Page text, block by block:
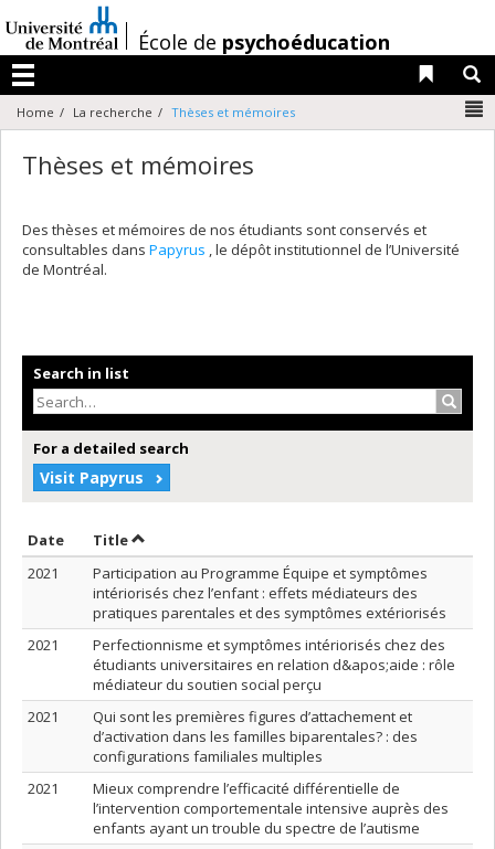
au
contenu
/École de psychoéducation
Menu
Liens
Home La recherche Thèses et mémoires
Thèses et mémoires
Des thèses et mémoires de nos étudiants sont conservés et
consultables dans Papyrus , le dépôt institutionnel de l’Université
de Montréal.
Search in list
For a detailed search
Visit Papyrus
Date Sort by date in descending order
TitleSort by title in descending order
2021
Participation au Programme Équipe et symptômes
intériorisés chez l’enfant : effets médiateurs des
pratiques parentales et des symptômes extériorisés
2021
Perfectionnisme et symptômes intériorisés chez des
étudiants universitaires en relation d&apos;aide : rôle
médiateur du soutien social perçu
2021
Qui sont les premières figures d’attachement et
d’activation dans les familles biparentales? : des
configurations familiales multiples
2021
Mieux comprendre l’efficacité différentielle de
l’intervention comportementale intensive auprès des
enfants ayant un trouble du spectre de l’autisme